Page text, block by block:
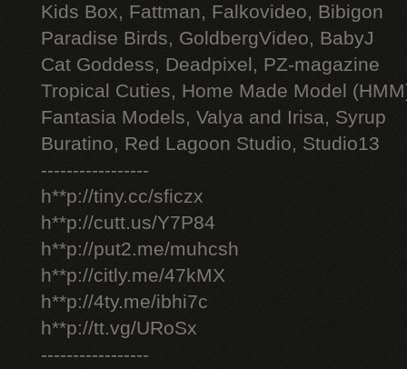
Kids Box, Fattman, Falkovideo, Bibigon
Paradise Birds, GoldbergVideo, BabyJ
Cat Goddess, Deadpixel, PZ-magazine
Tropical Cuties, Home Made Model
Fantasia Models, Valya and Irisa, Syrup
Buratino, Red Lagoon Studio, Studio13
-----------------
h**p://tiny.cc/sficzx
h**p://cutt.us/Y7P84
h**p://put2.me/muhcsh
h**p://citly.me/47kMX
h**p://4ty.me/ibhi7c
h**p://tt.vg/URoSx
-----------------